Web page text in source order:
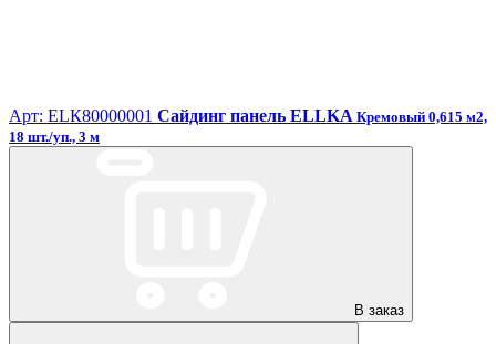
Арт: ЕLК80000001 Сайдинг панель ELLKA Кремовый 0,615 м2,
18 шт./уп., 3 м
В заказ